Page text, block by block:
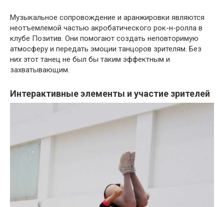
Музыкальное сопровождение и аранжировки являются
неотъемлемой частью акробатического рок-н-ролла в
клубе Позитив. Они помогают создать неповторимую
атмосферу и передать эмоции танцоров зрителям. Без
них этот танец не был бы таким эффектным и
захватывающим.
Интерактивные элементы и участие зрителей